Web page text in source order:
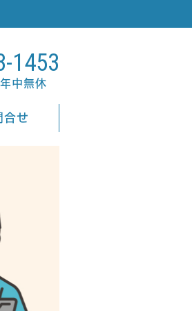
1453
中無休
合せ